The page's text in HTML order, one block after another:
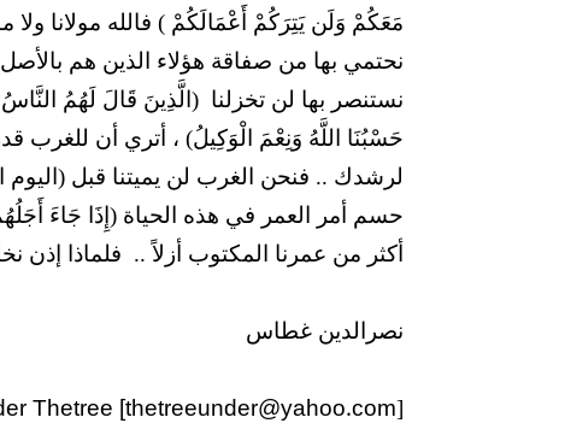
مَعَكُمْ وَلَن يَتِرَكُمْ أَعْمَالَكُمْ ) فالله مولانا
نحتمي بها من صفاقة هؤلاء الذين هم
نستنصر بها لن تخزلنا (الَّذِينَ قَالَ لَهُمُ
حَسْبُنَا اللَّهُ وَنِعْمَ الْوَكِيلُ) ، أتري أن للغرب
لرشدك .. فنحن الغرب لن يميتنا قبل (اليوم
حسم أمر العمر في هذه الحياة (إِذَا جَاءَ
أكثر من عمرنا المكتوب أزلاً .. فلماذا إذن
نصرالدين غطاس
Thetree [thetreeunder@yahoo.com]